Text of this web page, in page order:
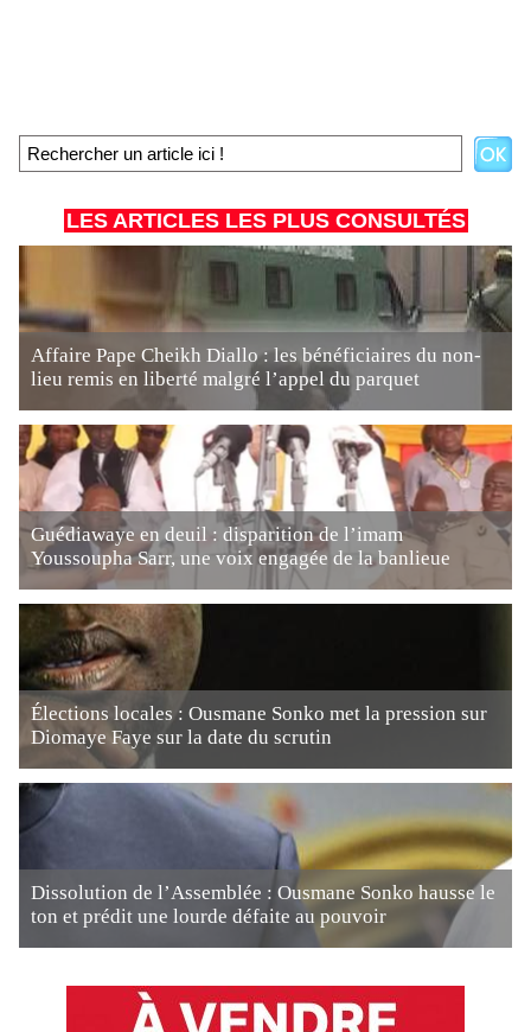
LES ARTICLES LES PLUS CONSULTÉS
Affaire Pape Cheikh Diallo : les bénéficiaires du non-
lieu remis en liberté malgré l’appel du parquet
Guédiawaye en deuil : disparition de l’imam
Youssoupha Sarr, une voix engagée de la banlieue
Élections locales : Ousmane Sonko met la pression sur
Diomaye Faye sur la date du scrutin
Dissolution de l’Assemblée : Ousmane Sonko hausse le
ton et prédit une lourde défaite au pouvoir